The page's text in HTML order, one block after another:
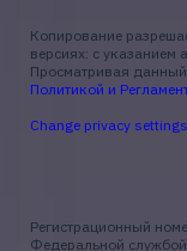
Копирование
версиях: с указанием
Просматривая данный
Политикой и
Change privacy settings
Регистрационный
Федеральной